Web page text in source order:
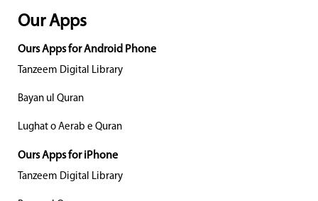
Our Apps
Ours Apps for Android Phone
Tanzeem Digital Library
Bayan ul Quran
Lughat o Aerab e Quran
Ours Apps for iPhone
Tanzeem Digital Library